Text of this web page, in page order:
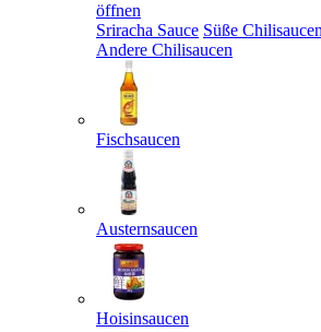
öffnen
Sriracha Sauce Süße Chilisaucen
Andere Chilisaucen
Fischsaucen
Austernsaucen
Hoisinsaucen